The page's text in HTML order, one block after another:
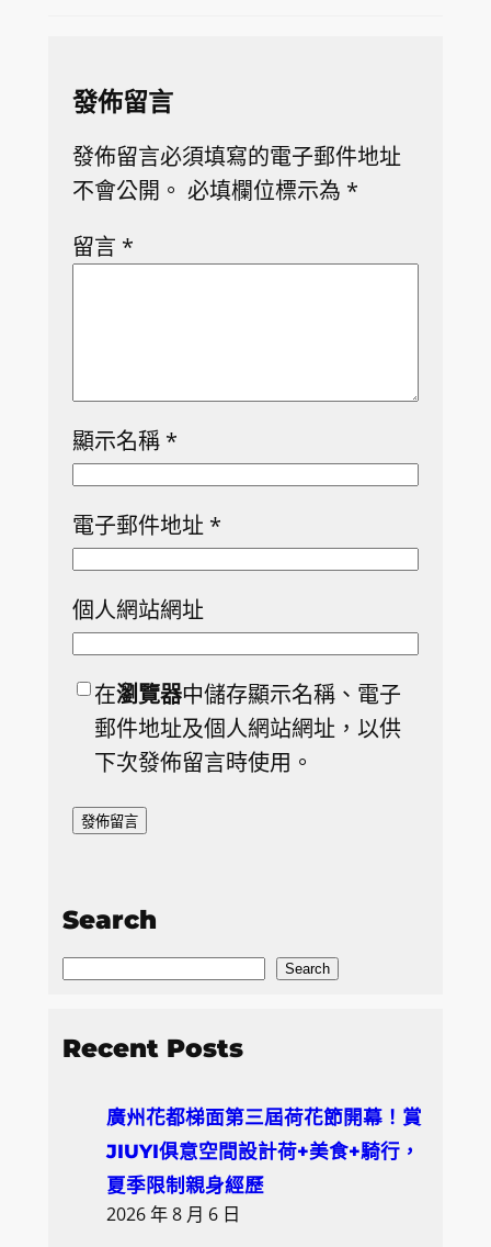
發佈留言
發佈留言必須填寫的電子郵件地址
不會公開。 必填欄位標示為 *
留言 *
顯示名稱 *
電子郵件地址 *
個人網站網址
在瀏覽器中儲存顯示名稱、電子
郵件地址及個人網站網址，以供
下次發佈留言時使用。
Search
S
a
Search
Recent Posts
廣州花都梯面第三屆荷花節開幕！賞
JIUYI俱意空間設計荷+美食+騎行，
夏季限制親身經歷
2026 年 8 月 6 日